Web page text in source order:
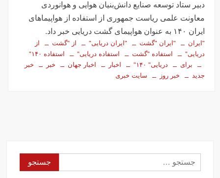
دبیر ستاد توسعه صنایع دانش‌بنیان هوایی و هوانوردی
معاونت علمی ریاست جمهوری از استفاده از هواپیماهای
ایران ۱۴۰ به عنوان هواپیمای گشت دریایی خبر داد.
"ایران "ایران "گشت "ایران دریایی" از "گشت
از
دریایی"
استفاده "گشت استفاده دریایی"
استفاده ۱۴۰"
برای
دریایی" ۱۴۰" اخبار اخبار جهان خبر
خبر
جدید
خبر روز سایت خبری
جستجو
برای: